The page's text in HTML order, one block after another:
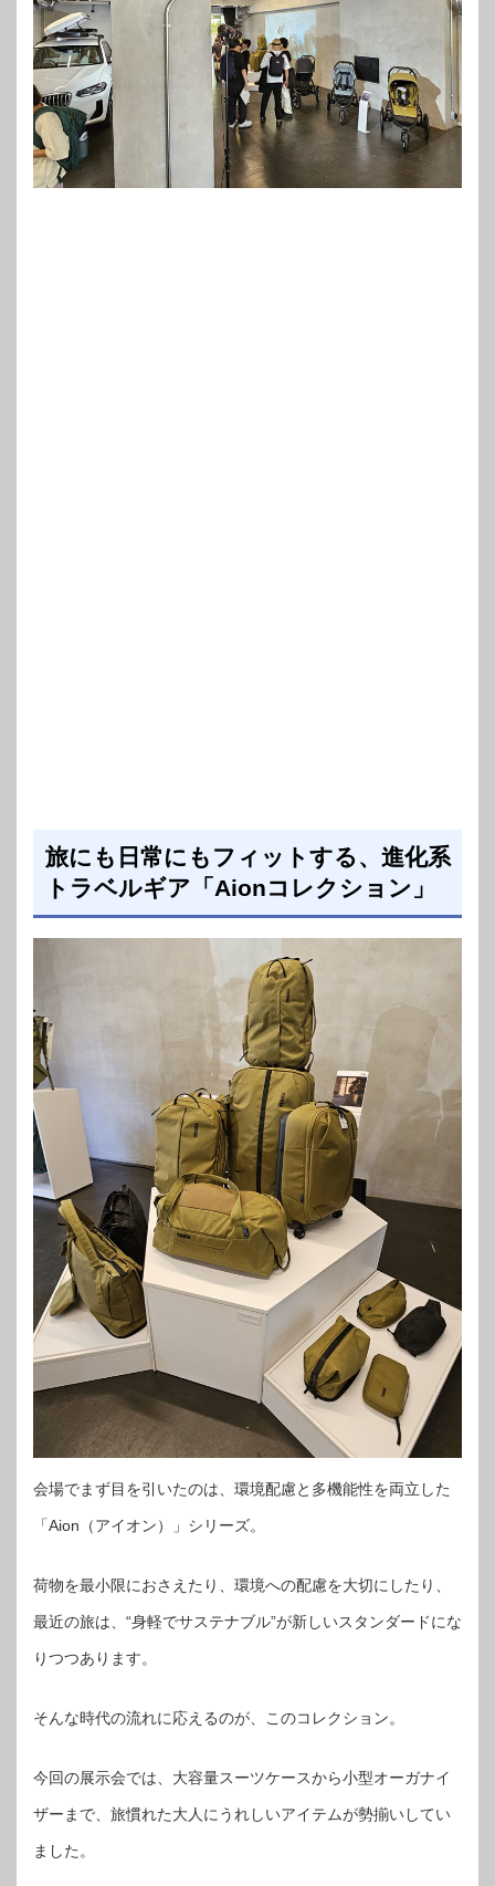
旅にも日常にもフィットする、進化系
トラベルギア「Aionコレクション」
会場でまず目を引いたのは、環境配慮と多機能性を両立した
「Aion（アイオン）」シリーズ。
荷物を最小限におさえたり、環境への配慮を大切にしたり、
最近の旅は、“身軽でサステナブル”が新しいスタンダードにな
りつつあります。
そんな時代の流れに応えるのが、このコレクション。
今回の展示会では、大容量スーツケースから小型オーガナイ
ザーまで、旅慣れた大人にうれしいアイテムが勢揃いしてい
ました。